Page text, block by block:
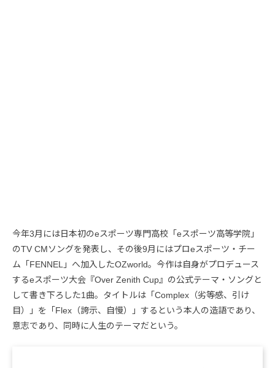
今年3月には日本初のeスポーツ専門高校「eスポーツ高等学院」
のTV CMソングを発表し、その後9月にはプロeスポーツ・チー
ム「FENNEL」へ加入したOZworld。今作は自身がプロデュース
するeスポーツ大会『Over Zenith Cup』の公式テーマ・ソングと
して書き下ろした1曲。タイトルは「Complex（劣等感、引け
目）」を「Flex（誇示、自慢）」するという本人の造語であり、
意志であり、同時に人生のテーマだという。